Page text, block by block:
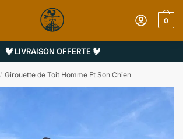
0
🐓 LIVRAISON OFFERTE 🐓
/ Girouette de Toit Homme Et Son Chien